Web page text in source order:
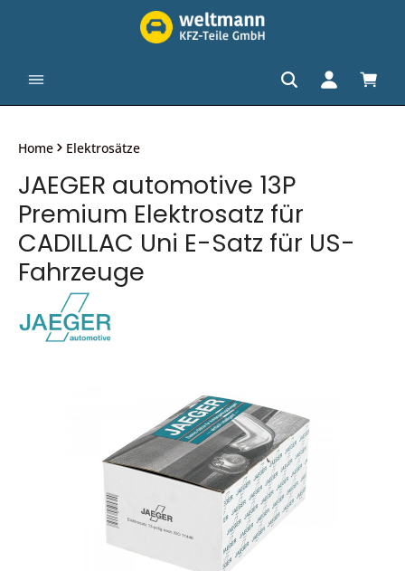
Home Elektrosätze
JAEGER automotive 13P
Premium Elektrosatz für
CADILLAC Uni E-Satz für US-
Fahrzeuge